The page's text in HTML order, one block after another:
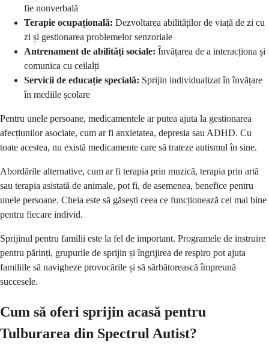
fie nonverbală
Terapie ocupațională: Dezvoltarea abilităților de viață de zi cu
zi și gestionarea problemelor senzoriale
Antrenament de abilități sociale: Învățarea de a interacționa și
comunica cu ceilalți
Servicii de educație specială: Sprijin individualizat în învățare
în mediile școlare
Pentru unele persoane, medicamentele ar putea ajuta la gestionarea
afecțiunilor asociate, cum ar fi anxietatea, depresia sau ADHD. Cu
toate acestea, nu există medicamente care să trateze autismul în sine.
Abordările alternative, cum ar fi terapia prin muzică, terapia prin artă
sau terapia asistată de animale, pot fi, de asemenea, benefice pentru
unele persoane. Cheia este să găsești ceea ce funcționează cel mai bine
pentru fiecare individ.
Sprijinul pentru familii este la fel de important. Programele de instruire
pentru părinți, grupurile de sprijin și îngrijirea de respiro pot ajuta
familiile să navigheze provocările și să sărbătorească împreună
succesele.
Cum să oferi sprijin acasă pentru
Tulburarea din Spectrul Autist?